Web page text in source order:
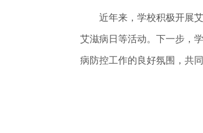
近年来，学校积极开展艾
艾滋病日等活动。下一步，
病防控工作的良好氛围，共